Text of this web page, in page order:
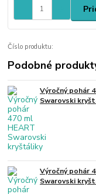
Číslo produktu:
Podobné
Výročný pohár
Swarovski
Výročný pohár
Swarovski